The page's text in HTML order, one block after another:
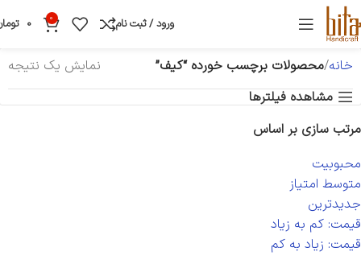
ورود / ثبت نام 0
0
خانه محصولات برچسب خورده “کیف”
نمایش یک نتیجه
مشاهده فیلترها
مرتب سازی بر اساس
محبوبیت
متوسط امتیاز
جدیدترین
قیمت: کم به زیاد
قیمت: زیاد به کم